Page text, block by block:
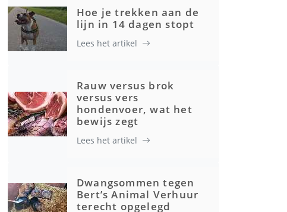
Hoe je trekken aan de
lijn in 14 dagen stopt
Lees het artikel
Rauw versus brok
versus vers
hondenvoer, wat het
bewijs zegt
Lees het artikel
Dwangsommen tegen
Bert’s Animal Verhuur
terecht opgelegd